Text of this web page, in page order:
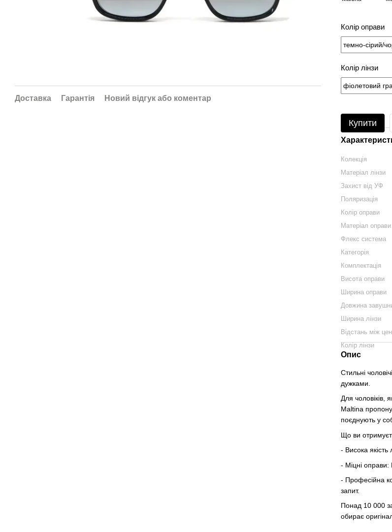
Доставка Гарантія Новий відгук або коментар
Колір оправи
Колір лінзи
Купити
Колекція
Матеріал лінзи
Захист від УФ
Поляризація
Колір оправи
Матеріал оправи
Флекс система
Категорія
Комплектація
Висота оправи
Ширина оправи
Довжина
Ширина лінзи
Відстань між
Колір лінзи
Опис
Стильні
дужками.
Для чоловіків,
Maltina
поєднують у
Що ви
- Висока якість
- Міцні оправи:
- Професійна
запит.
Понад 10 000
обирає